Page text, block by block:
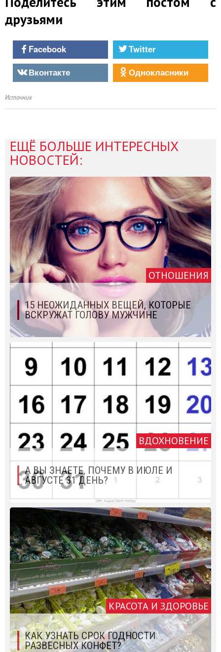
друзьями
Facebook
Twitter
Вконтакте
Однокласники
Источник
ЕЩЁ БОЛЬШЕ ИНТЕРЕСНЫХ
НОВОСТЕЙ:
ОТНОШЕНИЯ
15 НЕОЖИДАННЫХ ВЕЩЕЙ, КОТОРЫЕ
ВСКРУЖАТ ГОЛОВУ МУЖЧИНЕ
ВДОХНОВЕНИЕ
А ВЫ ЗНАЕТЕ, ПОЧЕМУ В ИЮЛЕ И
АВГУСТЕ 31 ДЕНЬ?
КРАСОТА И ЗДОРОВЬЕ
КАК УЗНАТЬ СРОК ГОДНОСТИ
РАЗВЕСНЫХ КОНФЕТ?